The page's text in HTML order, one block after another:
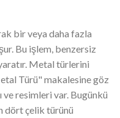
bir veya daha fazla
Bu işlem, benzersiz
Metal türlerini
Türü" makalesine göz
ve resimleri var. Bugünkü
dört çelik türünü